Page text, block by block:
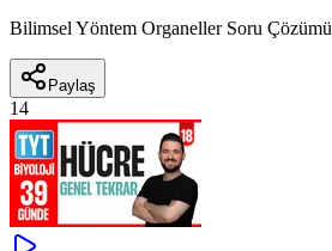
Bilimsel Yöntem Organeller Soru Çözümü
Paylaş
14